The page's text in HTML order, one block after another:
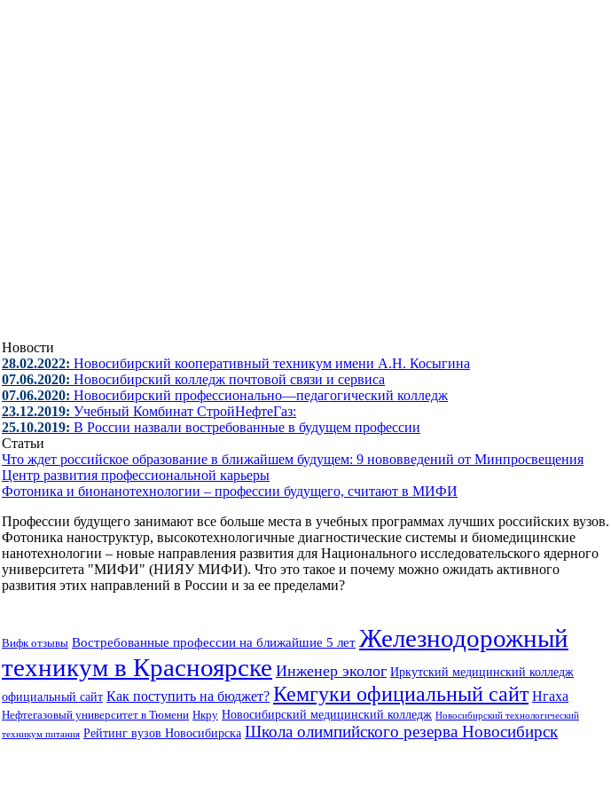
Новости
28.02.2022: Новосибирский кооперативный техникум имени А.Н. Косыгина
07.06.2020: Новосибирский колледж почтовой связи и сервиса
07.06.2020: Новосибирский профессионально—педагогический колледж
23.12.2019: Учебный Комбинат СтройНефтеГаз:
25.10.2019: В России назвали востребованные в будущем профессии
Статьи
Что ждет российское образование в ближайшем будущем: 9 нововведений от Минпросвещения
Центр развития профессиональной карьеры
Фотоника и бионанотехнологии – профессии будущего, считают в МИФИ
Профессии будущего занимают все больше места в учебных программах лучших российских вузов.
Фотоника наноструктур, высокотехнологичные диагностические системы и биомедицинские
нанотехнологии – новые направления развития для Национального исследовательского ядерного
университета "МИФИ" (НИЯУ МИФИ). Что это такое и почему можно ожидать активного
развития этих направлений в России и за ее пределами?
Вифк отзывы Востребованные профессии на ближайшие 5 лет Железнодорожный
техникум в Красноярске Инженер эколог Иркутский медицинский колледж
официальный сайт Как поступить на бюджет? Кемгуки официальный сайт Нгаха
Нефтегазовый университет в Тюмени Нкру Новосибирский медицинский колледж Новосибирский технологический
техникум питания Рейтинг вузов Новосибирска Школа олимпийского резерва Новосибирск